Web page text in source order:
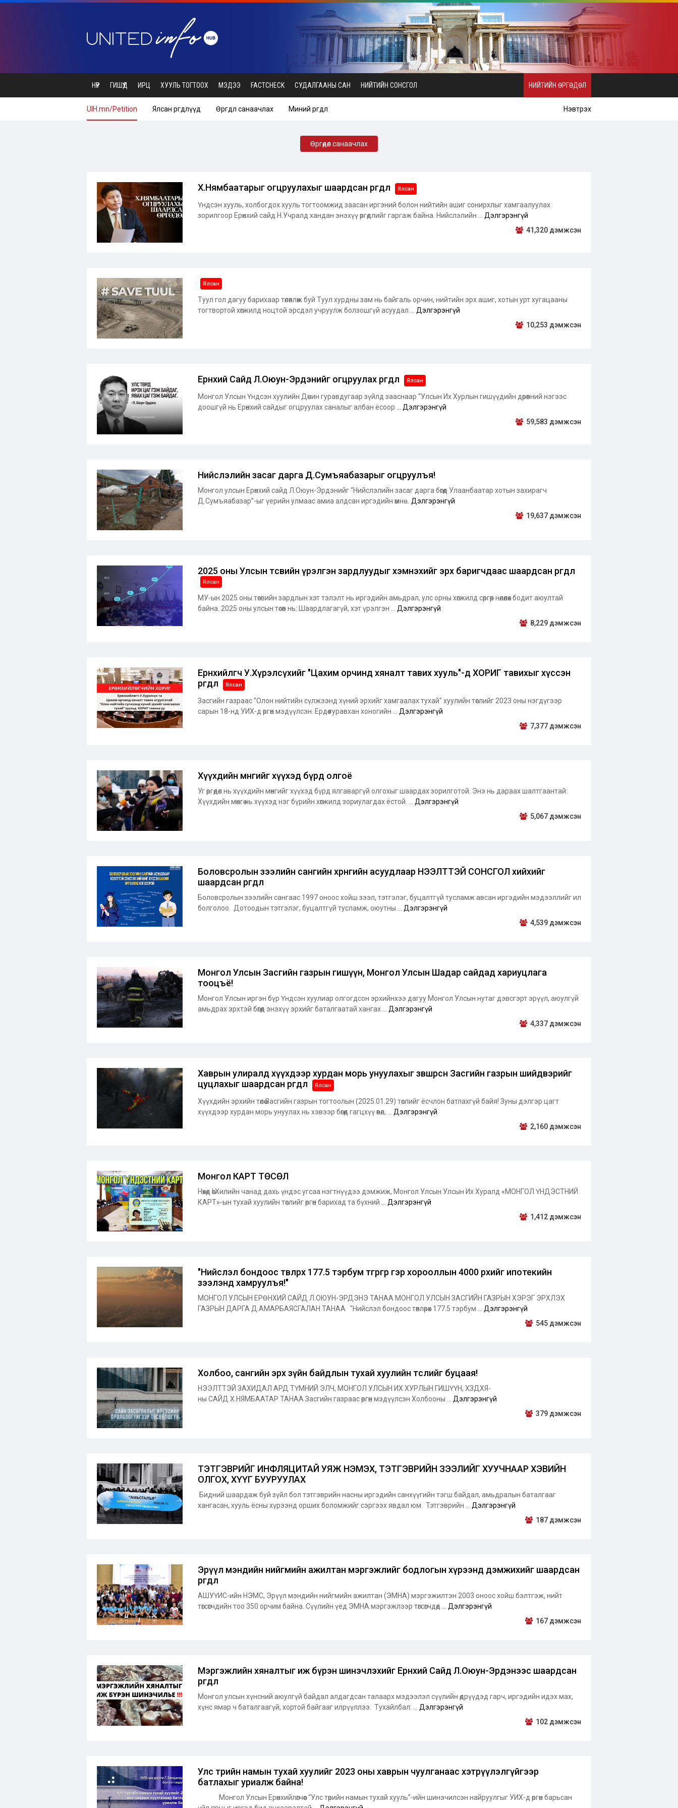
НҮҮР ГИШҮҮД ИРЦ ХУУЛЬ ТОГТООХ МЭДЭЭ FACTCHECK СУДАЛГААНЫ САН НИЙТИЙН СОНСГОЛ НИЙТИЙН ӨРГӨДӨЛ
UIH.mn/Petition Ялсан өргөдлүүд Өргөдөл санаачлах Миний өргөдөл Нэвтрэх
Өргөдөл санаачлах
Х.Нямбаатарыг огцруулахыг шаардсан өргөдөл Ялсан
Үндсэн хууль, холбогдох хууль тогтоомжид заасан иргэний болон нийтийн ашиг сонирхлыг хамгаалуулах
зорилгоор Ерөнхий сайд Н.Учралд хандан энэхүү өргөдлийг гаргаж байна. Нийслэлийн ... Дэлгэрэнгүй
41,320 дэмжсэн
Ялсан
Туул гол дагуу барихаар төлөвлөж буй Туул хурдны зам нь байгаль орчин, нийтийн эрх ашиг, хотын урт хугацааны
тогтвортой хөгжилд ноцтой эрсдэл учруулж болзошгүй асуудал ... Дэлгэрэнгүй
10,253 дэмжсэн
Ерөнхий Сайд Л.Оюун-Эрдэнийг огцруулах өргөдөл Ялсан
Монгол Улсын Үндсэн хуулийн Дөчин гуравдугаар зүйлд зааснаар “Улсын Их Хурлын гишүүдийн дөрөвний нэгээс
доошгүй нь Ерөнхий сайдыг огцруулах саналыг албан ёсоор ... Дэлгэрэнгүй
59,583 дэмжсэн
Нийслэлийн засаг дарга Д.Сумъяабазарыг огцруулъя!
Монгол улсын Ерөнхий сайд Л.Оюун-Эрдэнийг “Нийслэлийн засаг дарга бөгөөд Улаанбаатар хотын захирагч
Д.Сумъяабазар”-ыг үерийн улмаас амиа алдсан иргэдийн өмнө ... Дэлгэрэнгүй
19,637 дэмжсэн
2025 оны Улсын төсвийн үрэлгэн зардлуудыг хэмнэхийг эрх баригчдаас шаардсан өргөдөл
Ялсан
МУ-ын 2025 оны төсвийн зардлын хэт тэлэлт нь иргэдийн амьдрал, улс орны хөгжилд сөргөөр нөлөөлөх бодит аюултай
байна. 2025 оны улсын төсөв нь: Шаардлагагүй, хэт үрэлгэн ... Дэлгэрэнгүй
8,229 дэмжсэн
Ерөнхийлөгч У.Хүрэлсүхийг "Цахим орчинд хяналт тавих хууль"-д ХОРИГ тавихыг хүссэн
өргөдөл
Ялсан
Засгийн газраас "Олон нийтийн сүлжээнд хүний эрхийг хамгаалах тухай" хуулийн төслийг 2023 оны нэгдүгээр
сарын 18-нд УИХ-д өргөн мэдүүлсэн. Ердөө гуравхан хоногийн ... Дэлгэрэнгүй
7,377 дэмжсэн
Хүүхдийн мөнгийг хүүхэд бүрд олгоё
Уг өргөдөл нь хүүхдийн мөнгийг хүүхэд бүрд ялгаваргүй олгохыг шаардах зорилготой. Энэ нь дараах шалтгаантай:
Хүүхдийн мөнгө нь хүүхэд нэг бүрийн хөгжилд зориулагдах ёстой. ... Дэлгэрэнгүй
5,067 дэмжсэн
Боловсролын зээлийн сангийн хөрөнгийн асуудлаар НЭЭЛТТЭЙ СОНСГОЛ хийхийг
шаардсан өргөдөл
Боловсролын зээлийн сангаас 1997 оноос хойш зээл, тэтгэлэг, буцалтгүй тусламж авсан иргэдийн мэдээллийг ил
болголоо. Дотоодын тэтгэлэг, буцалтгүй тусламж, оюутны ... Дэлгэрэнгүй
4,539 дэмжсэн
Монгол Улсын Засгийн газрын гишүүн, Монгол Улсын Шадар сайдад хариуцлага
тооцъё!
Монгол Улсын иргэн бүр Үндсэн хуулиар олгогдсон эрхийнхээ дагуу Монгол Улсын нутаг дэвсгэрт эрүүл, аюулгүй
амьдрах эрхтэй бөгөөд энэхүү эрхийг баталгаатай хангах ... Дэлгэрэнгүй
4,337 дэмжсэн
Хаврын улиралд хүүхдээр хурдан морь унуулахыг зөвшөөрсөн Засгийн газрын шийдвэрийг
цуцлахыг шаардсан өргөдөл
Ялсан
Хүүхдийн эрхийн төлөө Засгийн газрын тогтоолын (2025.01.29) төслийг ёсчлон батлахгүй байя! Зуны дэлгэр цагт
хүүхдээр хурдан морь унуулах нь хэвээр бөгөөд гагцхүү өвөл, ... Дэлгэрэнгүй
2,160 дэмжсэн
Монгол КАРТ ТӨСӨЛ
Нөхөд өө! Хилийн чанад дахь үндэс угсаа нэгтнүүдээ дэмжиж, Монгол Улсын Улсын Их Хуралд «МОНГОЛ ҮНДЭСТНИЙ
КАРТ»-ын тухай хуулийн төслийг өргөн барихад та бүхний ... Дэлгэрэнгүй
1,412 дэмжсэн
"Нийслэл бондоос төвлөрөх 177.5 тэрбум төгрөгөөр гэр хорооллын 4000 өрхийг ипотекийн
зээлэнд хамруулъя!"
МОНГОЛ УЛСЫН ЕРӨНХИЙ САЙД Л.ОЮУН-ЭРДЭНЭ ТАНАА МОНГОЛ УЛСЫН ЗАСГИЙН ГАЗРЫН ХЭРЭГ ЭРХЛЭХ
ГАЗРЫН ДАРГА Д.АМАРБАЯСГАЛАН ТАНАА "Нийслэл бондоос төвлөрөх 177.5 тэрбум ... Дэлгэрэнгүй
545 дэмжсэн
Холбоо, сангийн эрх зүйн байдлын тухай хуулийн төслийг буцаая!
НЭЭЛТТЭЙ ЗАХИДАЛ АРД ТҮМНИЙ ЭЛЧ, МОНГОЛ УЛСЫН ИХ ХУРЛЫН ГИШҮҮН, ХЗДХЯ-
ны САЙД Х.НЯМБААТАР ТАНАА Засгийн газраас өргөн мэдүүлсэн Холбооны ... Дэлгэрэнгүй
379 дэмжсэн
ТЭТГЭВРИЙГ ИНФЛЯЦИТАЙ УЯЖ НЭМЭХ, ТЭТГЭВРИЙН ЗЭЭЛИЙГ ХУУЧНААР ХЭВИЙН
ОЛГОХ, ХҮҮГ БУУРУУЛАХ
Бидний шаардаж буй зүйл бол тэтгэврийн насны иргэдийн санхүүгийн тэгш байдал, амьдралын баталгааг
хангасан, хууль ёсны хүрээнд орших боломжийг сэргээх явдал юм. Тэтгэврийн ... Дэлгэрэнгүй
187 дэмжсэн
Эрүүл мэндийн нийгмийн ажилтан мэргэжлийг бодлогын хүрээнд дэмжихийг шаардсан
өргөдөл
АШУҮИС-ийн НЭМС, Эрүүл мэндийн нийгмийн ажилтан (ЭМНА) мэргэжилтэн 2003 оноос хойш бэлтгэж, нийт
төгсөгчдийн тоо 350 орчим байна. Сүүлийн үед ЭМНА мэргэжлээр төгсөгчдөд ... Дэлгэрэнгүй
167 дэмжсэн
Мэргэжлийн хяналтыг иж бүрэн шинэчлэхийг Ерөнхий Сайд Л.Оюун-Эрдэнээс шаардсан
өргөдөл
Монгол улсын хүнсний аюулгүй байдал алдагдсан талаарх мэдээлэл сүүлийн өдрүүдэд гарч, иргэдийн идэх мах,
хүнс ямар ч баталгаагүй, хортой байгааг илрүүллээ. Тухайлбал: ... Дэлгэрэнгүй
102 дэмжсэн
Улс төрийн намын тухай хуулийг 2023 оны хаврын чуулганаас хэтрүүлэлгүйгээр
батлахыг уриалж байна!
Монгол Улсын Ерөнхийлөгчөөс “Улс төрийн намын тухай хууль”-ийн шинэчилсэн найруулгыг УИХ-д өргөн барьсан